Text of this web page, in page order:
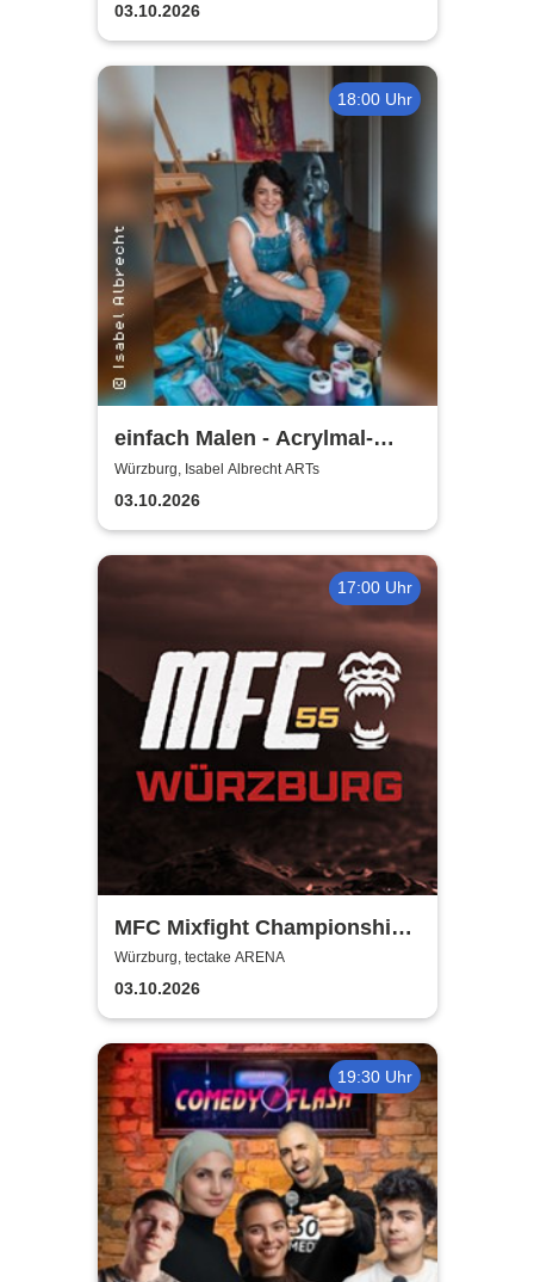
03.10.2026
18:00 Uhr
einfach Malen - Acrylmal-
Workshop | Isabel Albrecht
ARTs
Würzburg, Isabel Albrecht ARTs
03.10.2026
17:00 Uhr
MFC Mixfight Championship |
Würzburg
Würzburg, tectake ARENA
03.10.2026
19:30 Uhr